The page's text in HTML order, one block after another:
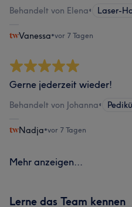
Behandelt von Elena• Laser-
Vanessa•vor 7 Tagen
Gerne jederzeit wieder!
Behandelt von Johanna•
Nadja•vor 7 Tagen
Mehr anzeigen...
Lerne das Team kennen